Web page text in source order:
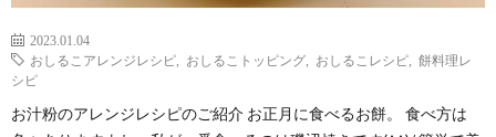
2023.01.04
おしるこアレンジレシピ
おしるこトッピング おしるこレシピ
餅料理レ
シピ
お汁粉のアレンジレシピのご紹介 お正月に食べるお餅。 食べ方は